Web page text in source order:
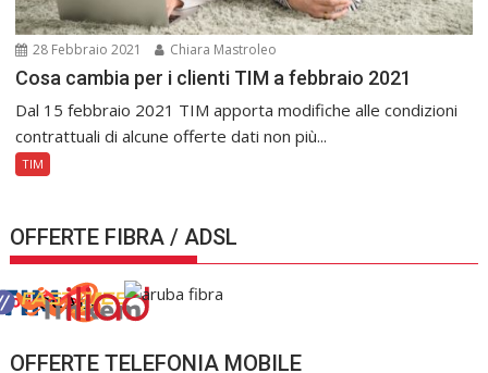
28 Febbraio 2021 Chiara Mastroleo
Cosa cambia per i clienti TIM a febbraio 2021
Dal 15 febbraio 2021 TIM apporta modifiche alle condizioni
contrattuali di alcune offerte dati non più...
TIM
OFFERTE FIBRA / ADSL
OFFERTE TELEFONIA MOBILE